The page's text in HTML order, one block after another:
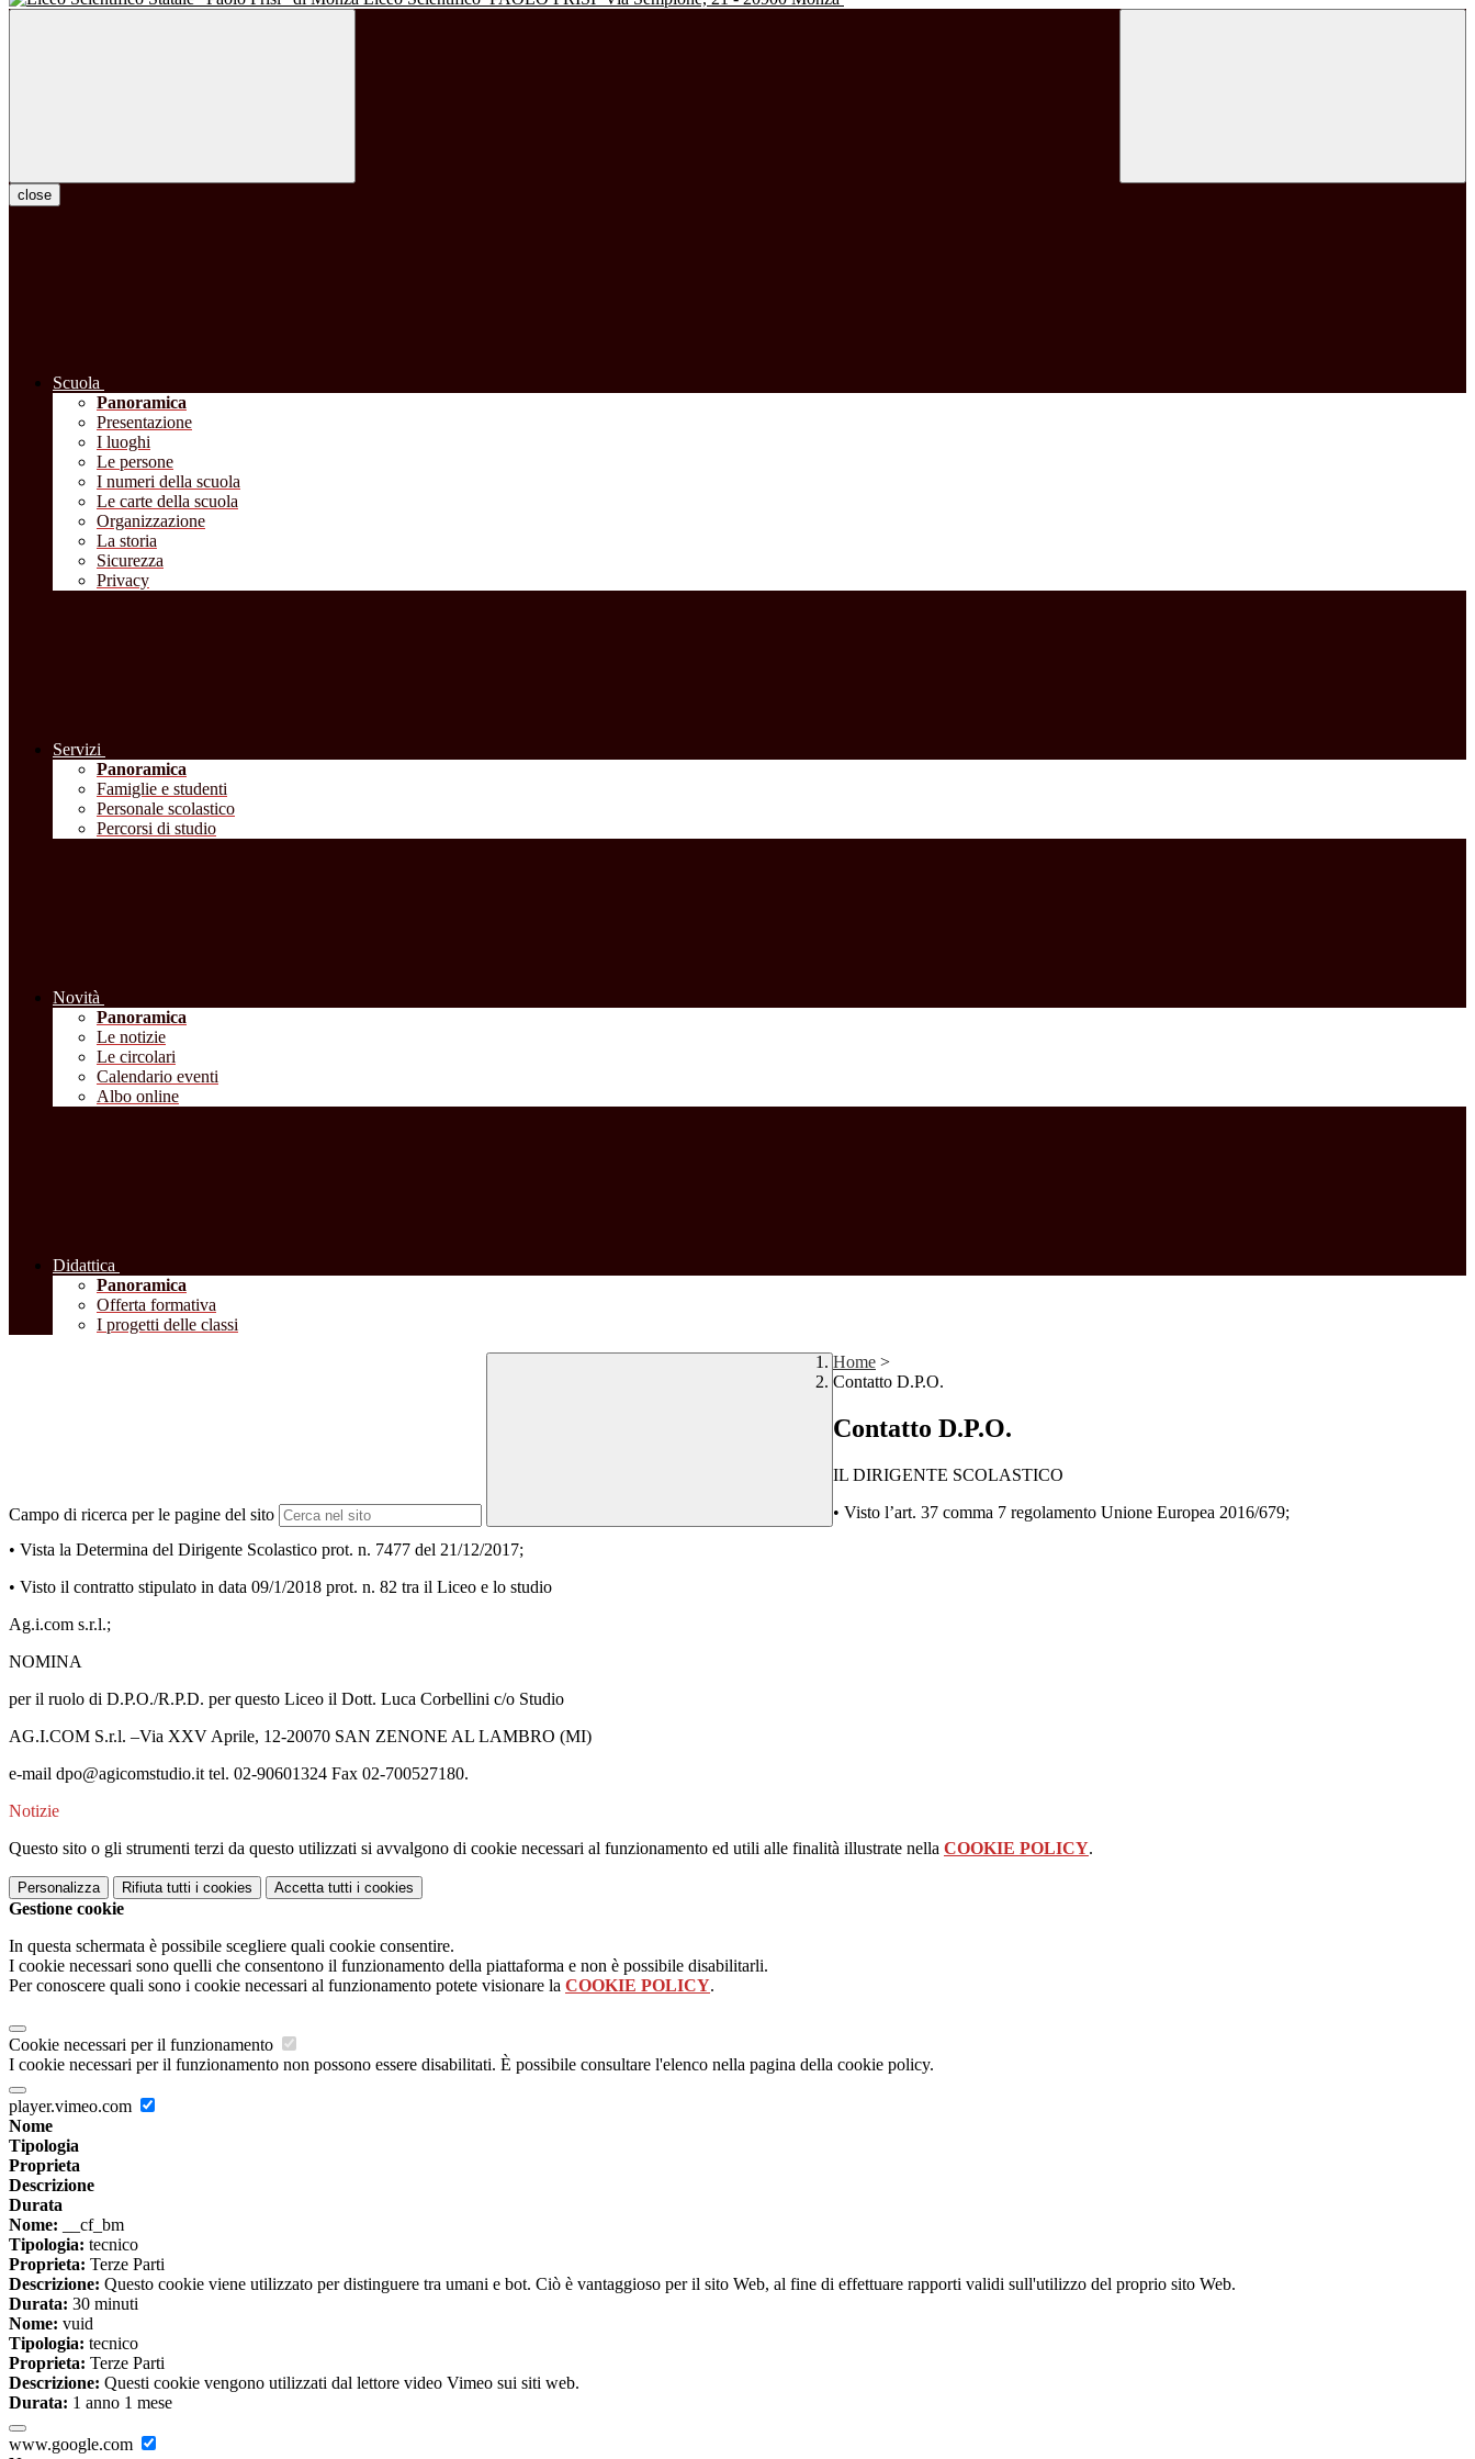
close
Scuola
Panoramica
Presentazione
I luoghi
Le persone
I numeri della scuola
Le carte della scuola
Organizzazione
La storia
Sicurezza
Privacy
Servizi
Panoramica
Famiglie e studenti
Personale scolastico
Percorsi di studio
Novità
Panoramica
Le notizie
Le circolari
Calendario eventi
Albo online
Didattica
Panoramica
Offerta formativa
I progetti delle classi
Campo di ricerca per le pagine del sito
Home >
Contatto D.P.O.
Contatto D.P.O.
IL DIRIGENTE SCOLASTICO
• Visto l’art. 37 comma 7 regolamento Unione Europea 2016/679;
• Vista la Determina del Dirigente Scolastico prot. n. 7477 del 21/12/2017;
• Visto il contratto stipulato in data 09/1/2018 prot. n. 82 tra il Liceo e lo studio
Ag.i.com s.r.l.;
NOMINA
per il ruolo di D.P.O./R.P.D. per questo Liceo il Dott. Luca Corbellini c/o Studio
AG.I.COM S.r.l. –Via XXV Aprile, 12-20070 SAN ZENONE AL LAMBRO (MI)
e-mail dpo@agicomstudio.it tel. 02-90601324 Fax 02-700527180.
Notizie
Questo sito o gli strumenti terzi da questo utilizzati si avvalgono di cookie necessari al funzionamento ed utili alle finalità illustrate nella COOKIE POLICY.
Personalizza Rifiuta tutti i cookies Accetta tutti i cookies
Gestione cookie
In questa schermata è possibile scegliere quali cookie consentire.
I cookie necessari sono quelli che consentono il funzionamento della piattaforma e non è possibile disabilitarli.
Per conoscere quali sono i cookie necessari al funzionamento potete visionare la COOKIE POLICY.
Cookie necessari per il funzionamento
I cookie necessari per il funzionamento non possono essere disabilitati. È possibile consultare l'elenco nella pagina della cookie policy.
player.vimeo.com
Nome
Tipologia
Proprieta
Descrizione
Durata
Nome: __cf_bm
Tipologia: tecnico
Proprieta: Terze Parti
Descrizione: Questo cookie viene utilizzato per distinguere tra umani e bot. Ciò è vantaggioso per il sito Web, al fine di effettuare rapporti validi sull'utilizzo del proprio sito Web.
Durata: 30 minuti
Nome: vuid
Tipologia: tecnico
Proprieta: Terze Parti
Descrizione: Questi cookie vengono utilizzati dal lettore video Vimeo sui siti web.
Durata: 1 anno 1 mese
www.google.com